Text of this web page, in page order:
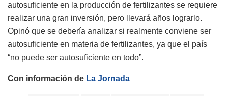
autosuficiente en la producción de fertilizantes se requiere
realizar una gran inversión, pero llevará años lograrlo.
Opinó que se debería analizar si realmente conviene ser
autosuficiente en materia de fertilizantes, ya que el país
“no puede ser autosuficiente en todo”.
Con información de La Jornada